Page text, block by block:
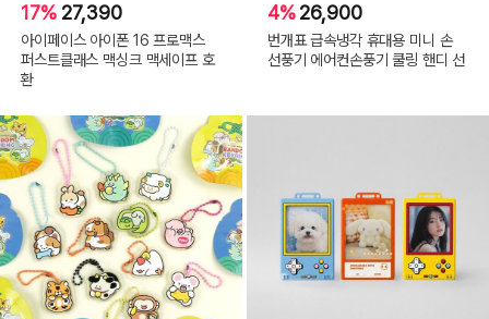
17% 27,390
아이페이스 아이폰 16 프로맥스
퍼스트클래스 맥싱크 맥세이프 호
환
4%26,900
번개표 급속냉각 휴대용 미니 손
선풍기 에어컨손풍기 쿨링 핸디 선